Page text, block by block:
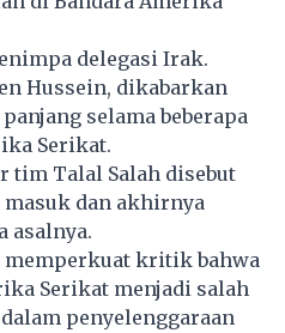
delegasi Irak.
Hussein, dikabarkan
selama beberapa
Serikat.
tim Talal Salah disebut
dan akhirnya
asalnya.
memperkuat kritik bahwa
Serikat menjadi salah
penyelenggaraan